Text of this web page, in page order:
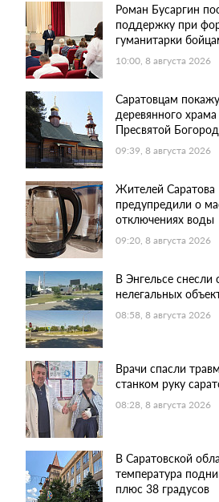
Роман Бусаргин
поддержку при
гуманитарки
10:00, 8 августа 2026
Саратовцам
деревянного
Пресвятой
09:39, 8 августа 2026
Жителей Саратова
предупредили о
отключениях воды
09:20, 8 августа 2026
В Энгельсе
нелегальных
08:58, 8 августа 2026
Врачи спасли
станком руку
08:28, 8 августа 2026
В Саратовской
температура
плюс 38 градусов